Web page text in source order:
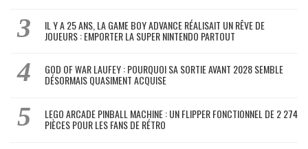
IL Y A 25 ANS, LA GAME BOY ADVANCE RÉALISAIT UN RÊVE DE
JOUEURS : EMPORTER LA SUPER NINTENDO PARTOUT
GOD OF WAR LAUFEY : POURQUOI SA SORTIE AVANT 2028 SEMBLE
DÉSORMAIS QUASIMENT ACQUISE
LEGO ARCADE PINBALL MACHINE : UN FLIPPER FONCTIONNEL DE 2 274
PIÈCES POUR LES FANS DE RÉTRO